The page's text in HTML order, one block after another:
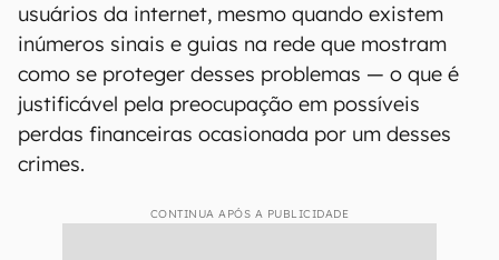
usuários da internet, mesmo quando existem
inúmeros sinais e guias na rede que mostram
como se proteger desses problemas — o que é
justificável pela preocupação em possíveis
perdas financeiras ocasionada por um desses
crimes.
CONTINUA APÓS A PUBLICIDADE